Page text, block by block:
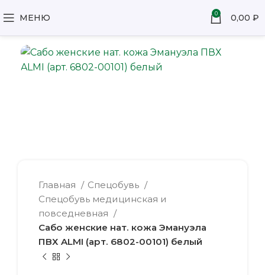
МЕНЮ 0 0,00 ₽
Главная
Спецобувь
Спецобувь медицинская и
повседневная
Сабо женские нат. кожа Эмануэла
ПВХ ALMI (арт. 6802-00101) белый